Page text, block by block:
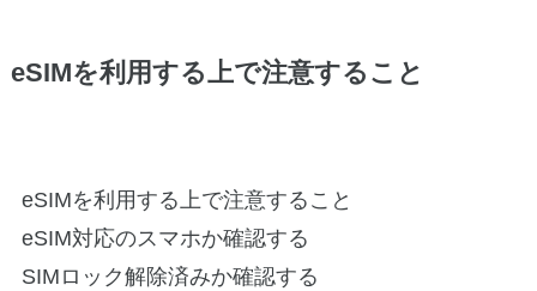
eSIMを利用する上で注意すること
eSIMを利用する上で注意すること
eSIM対応のスマホか確認する
SIMロック解除済みか確認する